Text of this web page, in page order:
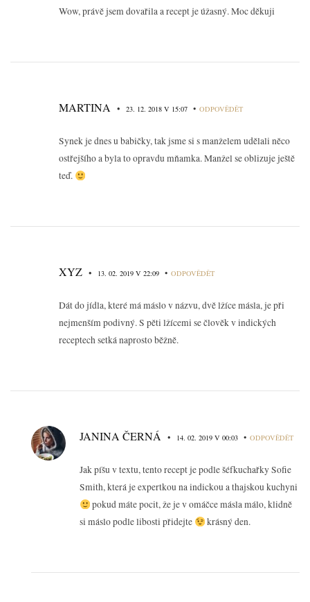
Wow, právě jsem dovařila a recept je úžasný. Moc děkuji
MARTINA • 23. 12. 2018 V 15:07 • ODPOVĚDĚT
Synek je dnes u babičky, tak jsme si s manželem udělali něco
ostřejšího a byla to opravdu mňamka. Manžel se oblizuje ještě
teď.
XYZ • 13. 02. 2019 V 22:09 • ODPOVĚDĚT
Dát do jídla, které má máslo v názvu, dvě lžíce másla, je při
nejmenším podivný. S pěti lžícemi se člověk v indických
receptech setká naprosto běžně.
JANINA ČERNÁ • 14. 02. 2019 V 00:03 • ODPOVĚDĚT
Jak píšu v textu, tento recept je podle šéfkuchařky Sofie
Smith, která je expertkou na indickou a thajskou kuchyni
pokud máte pocit, že je v omáčce másla málo, klidně
si máslo podle libosti přidejte
krásný den.